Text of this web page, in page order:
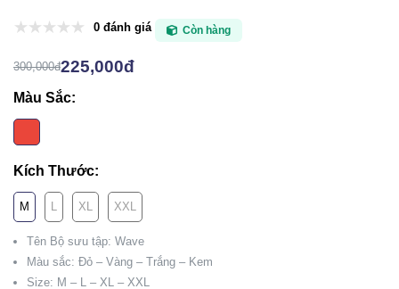
0 đánh giá Còn hàng
300,000đ225,000đ
Màu Sắc:
Kích Thước:
M L XL XXL
Tên Bộ sưu tập: Wave
Màu sắc: Đỏ – Vàng – Trắng – Kem
Size: M – L – XL – XXL